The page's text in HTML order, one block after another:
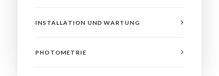
INSTALLATION UND WARTUNG
PHOTOMETRIE